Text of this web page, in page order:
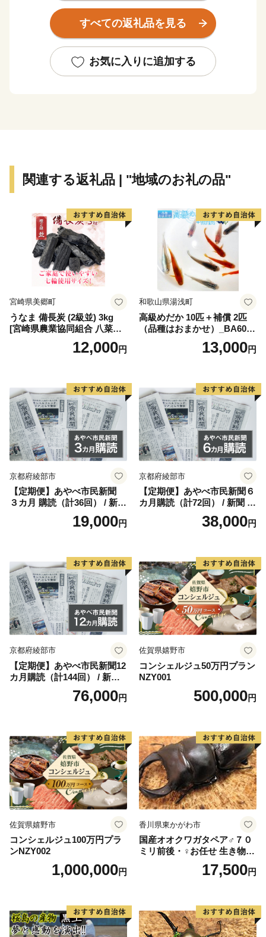
西部の日笠山や中央部の竜山などの丘陵地には多くの遺
跡が発見されており、原始・古代の人々の暮らしぶりを
また、高砂は古くから景勝の地であったため、多くの歌
が慶長6年（1601年）に加古川の流れを高砂に導いて加
本格的な町づくりが進められ、加古川流域の物資の集散
地になってからのことです。この時代には付近の村々で
は米作りのほか製塩業や綿業、採石業などの地場産業が
発達し、商品流通も盛んに行われました。
近現代になると大阪や神戸などの大都市に近いことや豊
富な用水があること、埋め立てしやすい遠浅の海岸など
が企業の立地条件となって、機械・製紙・化学・食品・
なりました。
昭和29年には高砂町・荒井村・伊保村・曽根町が合併し
て高砂市が誕生し、その後昭和31年には阿弥陀村・米田
町を合併、翌年北浜村を併せ現在の高砂市になり、一層
の発展を目指しています。
市内には、高砂神社・生石神社・鹿嶋神社・曽根天満
宮・十輪寺などの社寺や石の宝殿などの史跡も多く、市
内各神社の秋祭りなどの行事には多くの人々が訪れる観
光地にもなっており、東播磨地域の中核都市として、前
進しています。
すべての返礼品を見る
お気に入りに追加する
関連する返礼品 | "地域のお礼の品"
宮崎県美郷町
うなま 備長炭 (2級並) 3kg
[宮崎県農業協同組合 八菜館
ひゅうが店 宮崎県 美郷町 31
ap0012] BBQ 七輪 焼肉 高火
ュー 宮崎県 産 送料無料
12,000円
和歌山県湯浅町
高級めだか 10匹＋補償 2匹
（品種はおまかせ）_BA6001
13,000円
京都府綾部市
【定期便】あやべ市民新聞
３カ月 購読（計36回） / 新聞
情報誌 定期購読 綾部市 / 株
式会社あやべ市民新聞社［B
19,000円
京都府綾部市
【定期便】あやべ市民新聞６
カ月購読（計72回） / 新聞 情
報誌 定期購読 綾部市 / 株式
会社あやべ市民新聞社［BSC
38,000円
京都府綾部市
【定期便】あやべ市民新聞12
カ月購読（計144回） / 新聞
情報誌 定期購読 綾部市 / 株
式会社あやべ市民新聞社［B
76,000円
佐賀県嬉野市
コンシェルジュ50万円プラン
NZY001
500,000円
佐賀県嬉野市
コンシェルジュ100万円プラ
ンNZY002
1,000,000円
香川県東かがわ市
国産オオクワガタペア♂７０
ミリ前後・♀お任せ 生き物生
17,500円